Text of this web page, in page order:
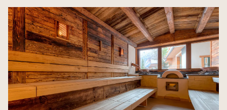
Genuss
SPA und Fitness
Familie
Natur und Aktivitäten